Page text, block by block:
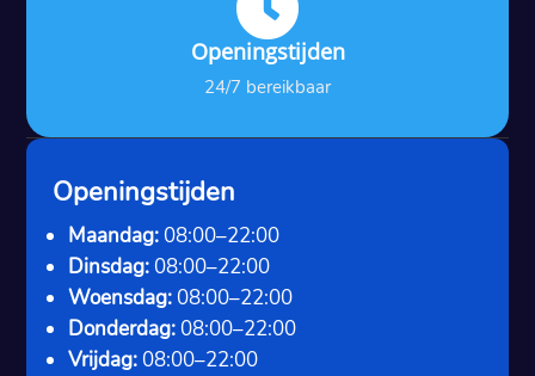
Openingstijden
24/7 bereikbaar
Openingstijden
Maandag: 08:00–22:00
Dinsdag: 08:00–22:00
Woensdag: 08:00–22:00
Donderdag: 08:00–22:00
Vrijdag: 08:00–22:00